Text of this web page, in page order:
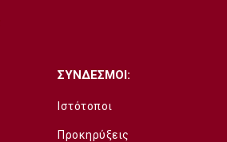
ΣΥΝΔΕΣΜΟΙ:
Ιστότοποι
Προκηρύξεις